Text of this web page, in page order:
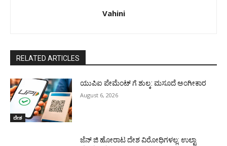
Vahini
RELATED ARTICLES
ದೇಶ
ಯುಪಿಐ ಪೇಮೆಂಟ್ ಗೆ ಶುಲ್ಕ: ಮಸೂದೆ ಅಂಗೀಕಾರ
August 6, 2026
ಜೆನ್ ಜಿ ಹೋರಾಟ ದೇಶ ವಿರೋಧಿಗಳಲ್ಲ: ಉಲ್ಟಾ